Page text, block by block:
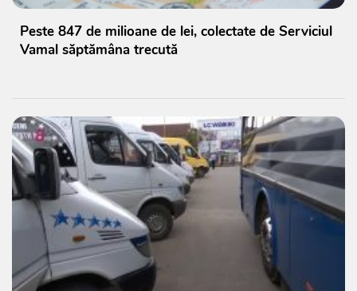
Peste 847 de milioane de lei, colectate de Serviciul
Vamal săptămâna trecută